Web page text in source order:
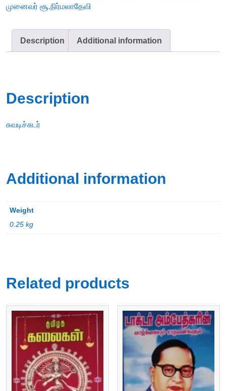
quantity
முனைவர் சூ.நிர்மலாதேவி
Description Additional information
Description
சுவடிச்சுடர்
Additional information
Weight
0.25 kg
Related products